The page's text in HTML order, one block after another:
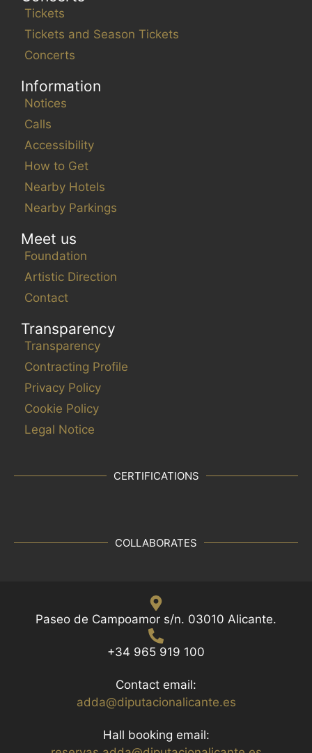
Tickets
Tickets and Season Tickets
Concerts
Information
Notices
Calls
Accessibility
How to Get
Nearby Hotels
Nearby Parkings
Meet us
Foundation
Artistic Direction
Contact
Transparency
Transparency
Contracting Profile
Privacy Policy
Cookie Policy
Legal Notice
CERTIFICATIONS
COLLABORATES
Paseo de Campoamor s/n. 03010 Alicante.
+34 965 919 100
Contact email:
adda@diputacionalicante.es
Hall booking email: